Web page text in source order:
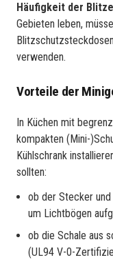
Häufigkeit der Blitze
Gebieten leben,
verwenden.
Vorteile der
In Küchen mit
kompakten (Mini-
Kühlschrank
sollten:
ob der Stecker
um Lichtbögen
ob die Schale aus
(UL94 V-0-